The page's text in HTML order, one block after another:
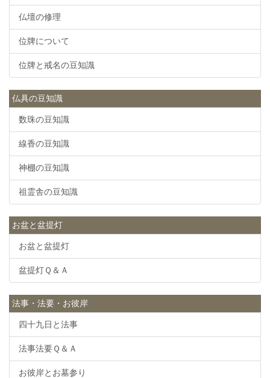
仏壇の修理
位牌について
位牌と戒名の豆知識
仏具の豆知識
数珠の豆知識
線香の豆知識
神棚の豆知識
祖霊舎の豆知識
お盆と盆提灯
お盆と盆提灯
盆提灯Ｑ＆Ａ
法事・法要・お彼岸
四十九日と法事
法事法要Ｑ＆Ａ
お彼岸とお墓参り